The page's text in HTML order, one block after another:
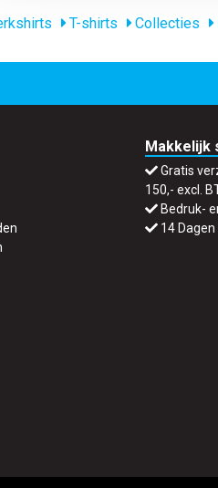
T-shirts Collecties
Makkelijk
Gratis
150,- excl.
Bedruk-
14